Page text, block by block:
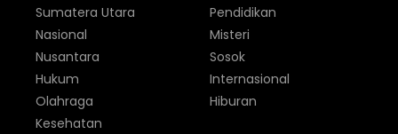
Sumatera Utara
Nasional
Nusantara
Hukum
Olahraga
Pendidikan
Misteri
Sosok
Internasional
Hiburan
Kesehatan